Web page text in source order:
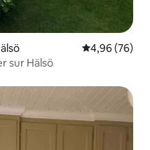
Évaluation
4,96 (76)
sur Hälsö
appréciés